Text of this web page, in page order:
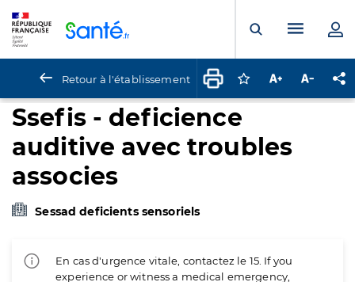
Ouvrir laMenu
Retour à l'établissement Connectez-vous
Augmenter la
Ssefis - deficience
auditive avec troubles
associes
Sessad deficients sensoriels
En cas d'urgence vitale, contactez le 15. If you
experience or witness a medical emergency,